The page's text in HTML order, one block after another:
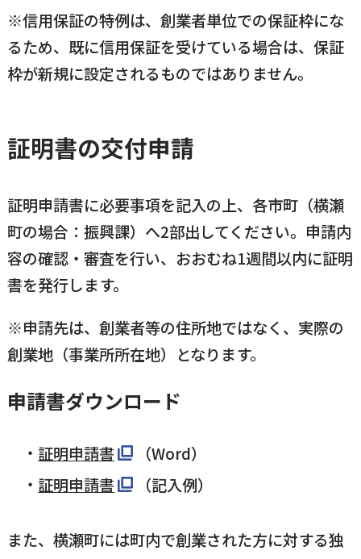
※信用保証の特例は、創業者単位での保証枠にな
るため、既に信用保証を受けている場合は、保証
枠が新規に設定されるものではありません。
証明書の交付申請
証明申請書に必要事項を記入の上、各市町（横瀬
町の場合：振興課）へ2部出してください。申請内
容の確認・審査を行い、おおむね1週間以内に証明
書を発行します。
※申請先は、創業者等の住所地ではなく、実際の
創業地（事業所所在地）となります。
申請書ダウンロード
証明申請書
（Word）
証明申請書
（記入例）
また、横瀬町には町内で創業された方に対する独